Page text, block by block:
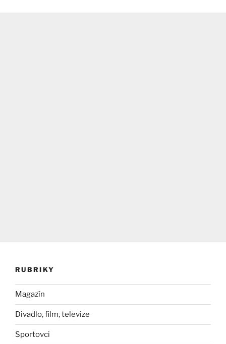
RUBRIKY
Magazín
Divadlo, film, televize
Sportovci